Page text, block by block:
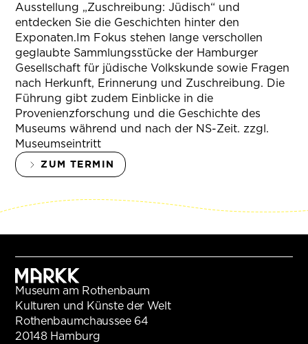
Ausstellung „Zuschreibung: Jüdisch“ und
entdecken Sie die Geschichten hinter den
Exponaten.Im Fokus stehen lange verschollen
geglaubte Sammlungsstücke der Hamburger
Gesellschaft für jüdische Volkskunde sowie Fragen
nach Herkunft, Erinnerung und Zuschreibung. Die
Führung gibt zudem Einblicke in die
Provenienzforschung und die Geschichte des
Museums während und nach der NS-Zeit. zzgl.
Museumseintritt
ZUM TERMIN
Museum am Rothenbaum
Kulturen und Künste der Welt
Rothenbaumchaussee 64
20148 Hamburg